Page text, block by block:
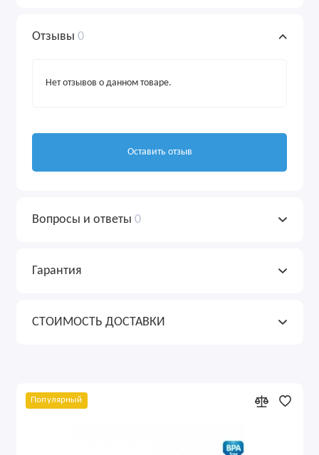
Отзывы 0
Нет отзывов о данном товаре.
Оставить отзыв
Вопросы и ответы 0
Гарантия
СТОИМОСТЬ ДОСТАВКИ
Популярный